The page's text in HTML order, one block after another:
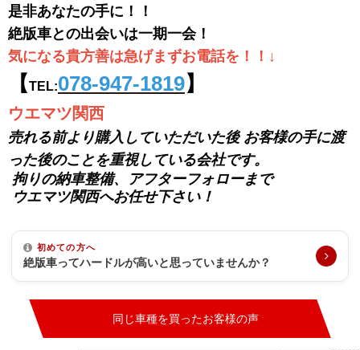
是非あなたの手に！！
絶版車との出会いは一期一会！
気になる貴方善は急げまずお電話を！！↓
【TEL:078-947-1819】
ウエマツ関西
売れる前より購入していただいた後 お客様の手に渡
った後のことを重視している会社です。
拘りの納車整備、アフターフォローまで
ウエマツ関西へお任せ下さい！
初めての方へ
絶版車ってハードルが高いと思っていませんか？
同じ車種を買ったお客様の声